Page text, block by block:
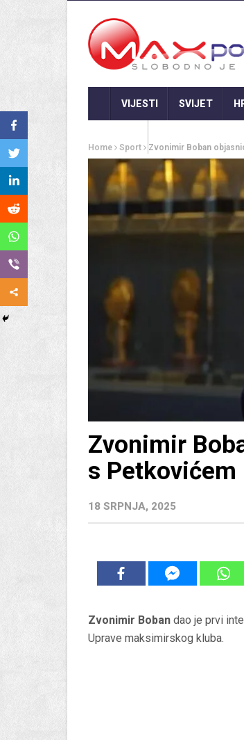
VIJESTI SVIJET
Home Sport Zvonimir Boban
Zvonimir
s Petkovićem
18 SRPNJA, 2025
Zvonimir Boban dao je prvi
Uprave maksimirskog kluba.